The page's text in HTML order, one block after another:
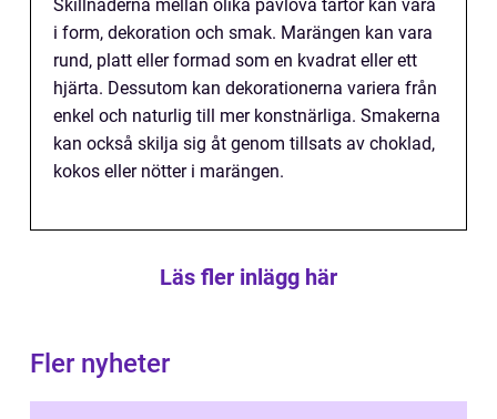
Skillnaderna mellan olika pavlova tårtor kan vara
i form, dekoration och smak. Marängen kan vara
rund, platt eller formad som en kvadrat eller ett
hjärta. Dessutom kan dekorationerna variera från
enkel och naturlig till mer konstnärliga. Smakerna
kan också skilja sig åt genom tillsats av choklad,
kokos eller nötter i marängen.
Läs fler inlägg här
Fler nyheter